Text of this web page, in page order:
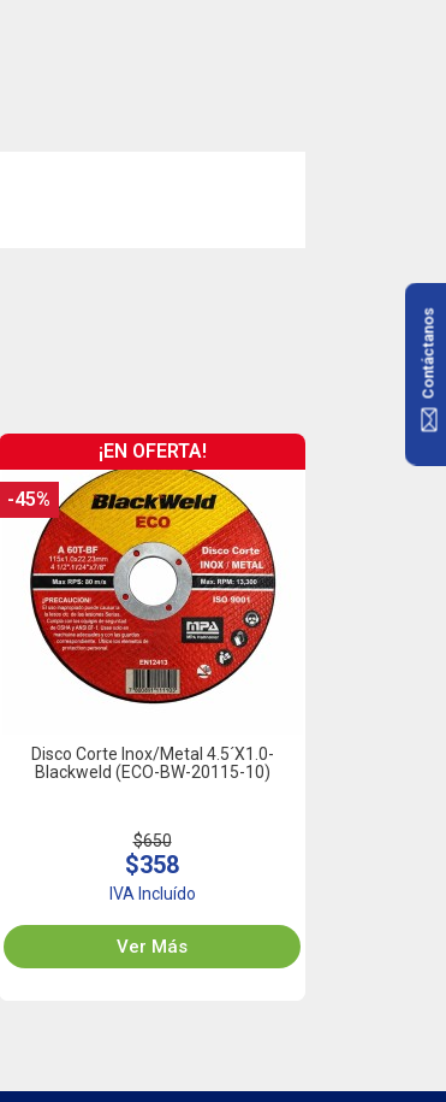
Disco Corte Inox/Metal 4.5´x1.0-
Blackweld (ECO-BW-20115-10)
$650
$358
IVA Incluído
Ver Más
¡EN OFERTA!
-45%
Contáctanos